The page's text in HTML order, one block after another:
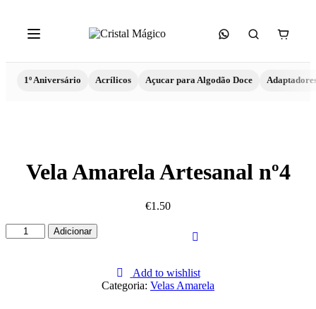
1º Aniversário Acrílicos Açucar para Algodão Doce
Vela Amarela Artesanal nº4
€1.50
Quantidade
de
Adicionar
Add to wishlist
Categoria: Velas Amarela